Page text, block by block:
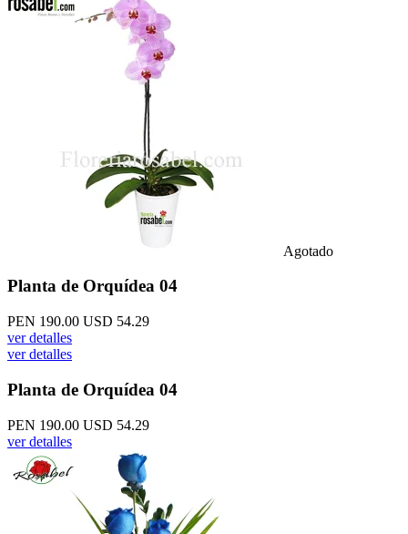
Agotado
Planta de Orquídea 04
PEN 190.00 USD 54.29
ver detalles
ver detalles
Planta de Orquídea 04
PEN 190.00 USD 54.29
ver detalles